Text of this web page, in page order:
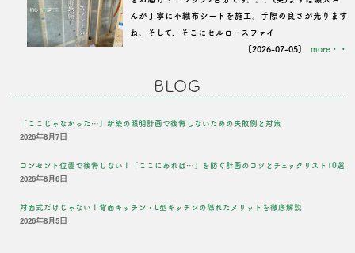
んが丁寧に不織布シートを施工。手際の良さが光ります
ね。そして、そこにセルロースファイ
[2026-07-05] more・・
BLOG
「ここじゃなかった…」新築の照明計画で後悔しないための失敗例と対策
2026年8月7日
コンセント位置で後悔しない！「ここにあれば…」を防ぐ計画のコツとチェックリスト10選
2026年8月6日
対面式だけじゃない！背面キッチン・L型キッチンの隠れたメリットを徹底解説
2026年8月5日